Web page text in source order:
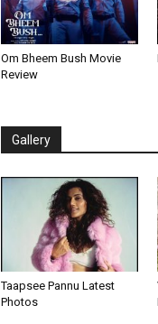
Om Bheem Bush Movie
Review
Gallery
Taapsee Pannu Latest
Photos